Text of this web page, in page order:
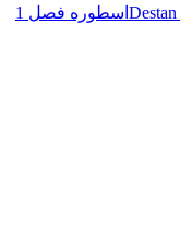
اسطوره فصل 1